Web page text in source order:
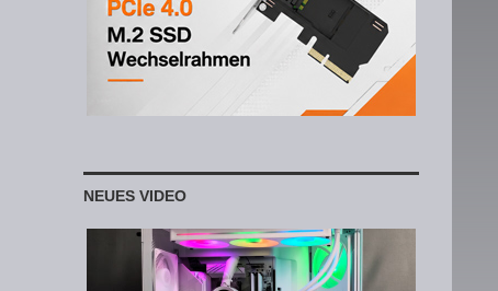
NEUES VIDEO